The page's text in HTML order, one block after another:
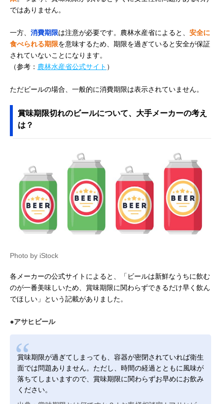
ではありません。
一方、 消費期限は注意が必要です。農林水産省によると、 安全に
食べられる期限を意味するため、期限を過ぎていると安全が保証
されていないことになります。
（参考： 農林水産省公式サイト ）
ただビールの場合、一般的に消費期限は表示されていません。
賞味期限切れのビールについて、大手メーカーの考え
は？
Photo by iStock
各メーカーの公式サイトによると、「ビールは新鮮なうちに飲む
のが一番美味しいため、賞味期限に関わらずできるだけ早く飲ん
でほしい」という記載がありました。
●アサヒビール
賞味期限が過ぎてしまっても、容器が密閉されていれば衛生
面では問題ありません。ただし、時間の経過とともに風味が
落ちてしまいますので、賞味期限に関わらずお早めにお飲み
ください。